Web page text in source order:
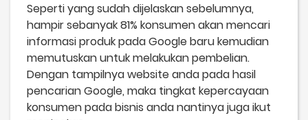
Seperti yang sudah dijelaskan sebelumnya,
hampir sebanyak 81% konsumen akan mencari
informasi produk pada Google baru kemudian
memutuskan untuk melakukan pembelian.
Dengan tampilnya website anda pada hasil
pencarian Google, maka tingkat kepercayaan
konsumen pada bisnis anda nantinya juga ikut